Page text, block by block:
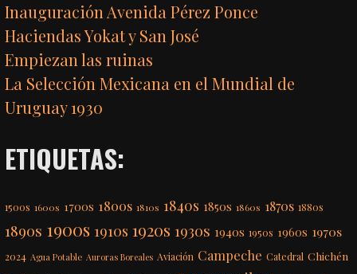
Inauguración Avenida Pérez Ponce
Haciendas Yokat y San José
Empiezan las ruinas
La Selección Mexicana en el Mundial de
Uruguay 1930
ETIQUETAS:
1500s 1600s 1700s 1800s 1810s 1840s 1850s 1860s 1870s 1880s
1890s 1900s 1910s 1920s 1930s 1940s 1950s 1960s 1970s
2024 Agua Potable Auroras Boreales Aviación Campeche Catedral Chichén